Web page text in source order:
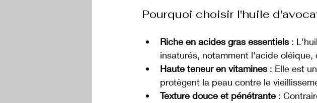
Pourquoi choisir l'huile
Riche en acides gras essentiels :
insaturés, notamment l'acide
Haute teneur en vitamines : Elle est
protègent la peau contre le
Texture douce et pénétrante :